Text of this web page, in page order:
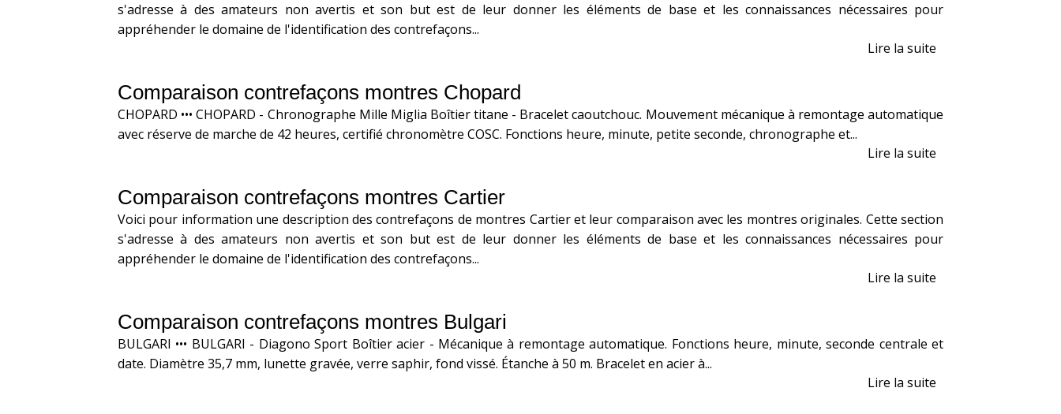
s'adresse à des amateurs non avertis et son but est de leur donner les éléments de base et les connaissances nécessaires pour
appréhender le domaine de l'identification des contrefaçons...
Lire la suite
Comparaison contrefaçons montres Chopard
CHOPARD ••• CHOPARD - Chronographe Mille Miglia Boîtier titane - Bracelet caoutchouc. Mouvement mécanique à remontage automatique
avec réserve de marche de 42 heures, certifié chronomètre COSC. Fonctions heure, minute, petite seconde, chronographe et...
Lire la suite
Comparaison contrefaçons montres Cartier
Voici pour information une description des contrefaçons de montres Cartier et leur comparaison avec les montres originales. Cette section
s'adresse à des amateurs non avertis et son but est de leur donner les éléments de base et les connaissances nécessaires pour
appréhender le domaine de l'identification des contrefaçons...
Lire la suite
Comparaison contrefaçons montres Bulgari
BULGARI ••• BULGARI - Diagono Sport Boîtier acier - Mécanique à remontage automatique. Fonctions heure, minute, seconde centrale et
date. Diamètre 35,7 mm, lunette gravée, verre saphir, fond vissé. Étanche à 50 m. Bracelet en acier à...
Lire la suite